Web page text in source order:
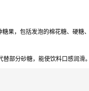
果，包括发泡的棉花糖、硬糖、
部分砂糖，能使饮料口感润滑。